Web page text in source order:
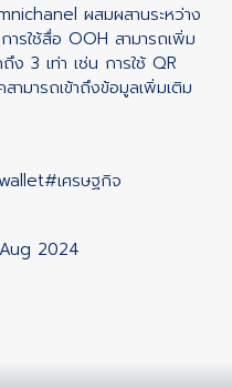
ผสมผสานระหว่าง
รใช้สื่อ OOH สามารถเพิ่ม
ง 3 เท่า เช่น การใช้ QR
มารถเข้าถึงข้อมูลเพิ่มเติม
#เศรษฐกิจ
2024